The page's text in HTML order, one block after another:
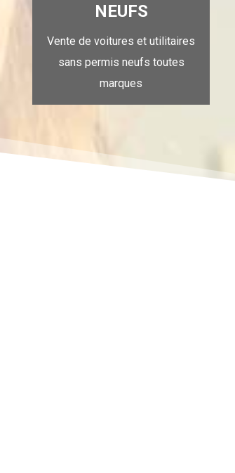
NEUFS
Vente de voitures et utilitaires
sans permis neufs toutes
marques